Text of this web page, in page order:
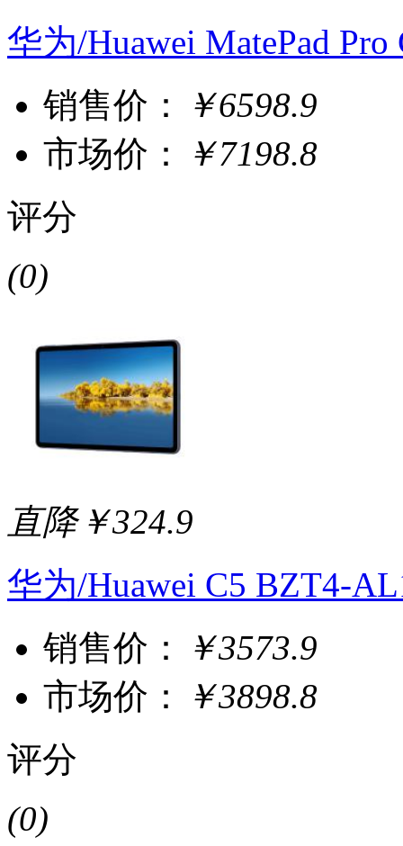
华为/Huawei MatePad
销售价：
￥6598.9
市场价：
￥7198.8
评分
(0)
直降￥324.9
华为/Huawei C5 BZT4-
销售价：
￥3573.9
市场价：
￥3898.8
评分
(0)